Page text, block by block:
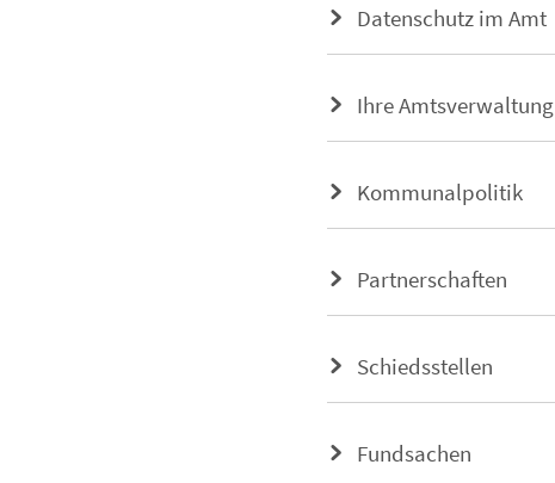
Datenschutz im Amt
Ihre Amtsverwaltung
Kommunalpolitik
Partnerschaften
Schiedsstellen
Fundsachen